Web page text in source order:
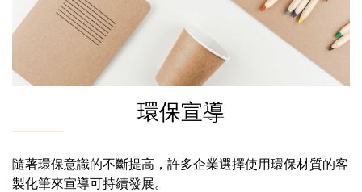
環保宣導
隨著環保意識的不斷提高，許多企業選擇使用環保材質的客
製化筆來宣導可持續發展。